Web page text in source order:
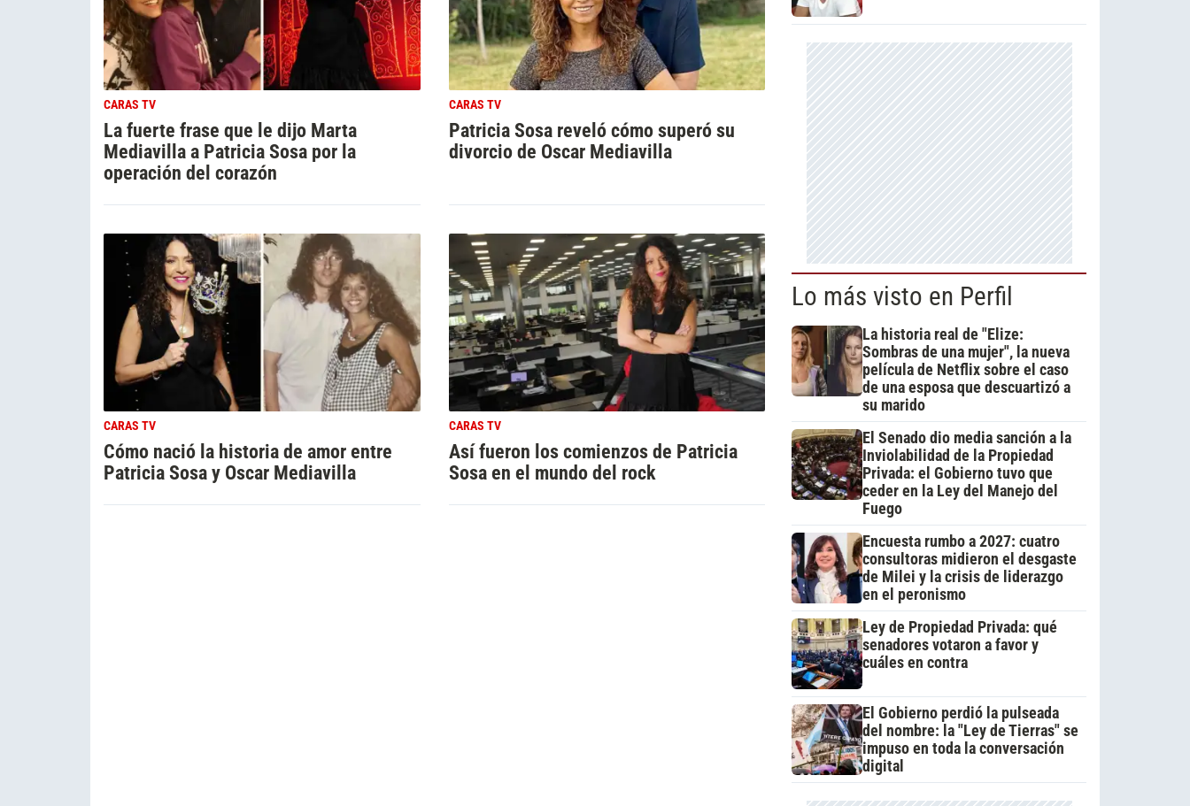
CARAS TV
La fuerte frase que le dijo Marta
Mediavilla a Patricia Sosa por la
operación del corazón
CARAS TV
Patricia Sosa reveló cómo superó su
divorcio de Oscar Mediavilla
CARAS TV
Cómo nació la historia de amor entre
Patricia Sosa y Oscar Mediavilla
CARAS TV
Así fueron los comienzos de Patricia
Sosa en el mundo del rock
Lo más visto en Perfil
La historia real de "Elize:
Sombras de una mujer", la nueva
película de Netflix sobre el caso
de una esposa que descuartizó a
su marido
El Senado dio media sanción a la
Inviolabilidad de la Propiedad
Privada: el Gobierno tuvo que
ceder en la Ley del Manejo del
Fuego
Encuesta rumbo a 2027: cuatro
consultoras midieron el desgaste
de Milei y la crisis de liderazgo
en el peronismo
Ley de Propiedad Privada: qué
senadores votaron a favor y
cuáles en contra
El Gobierno perdió la pulseada
del nombre: la "Ley de Tierras" se
impuso en toda la conversación
digital